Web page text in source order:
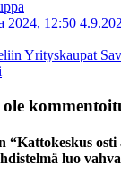
2024, 12:50
Yrityskaupat
“Kattokeskus
luo